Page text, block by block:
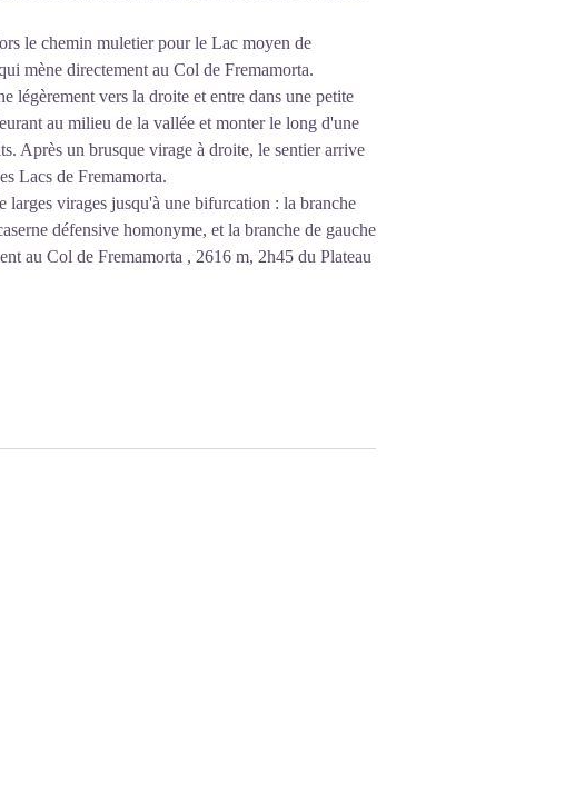
le chemin muletier pour le Lac moyen de
mène directement au Col de Fremamorta.
légèrement vers la droite et entre dans une petite
au milieu de la vallée et monter le long d'une
Après un brusque virage à droite, le sentier arrive
Lacs de Fremamorta.
larges virages jusqu'à une bifurcation : la branche
défensive homonyme, et la branche de gauche
au Col de Fremamorta , 2616 m, 2h45 du Plateau